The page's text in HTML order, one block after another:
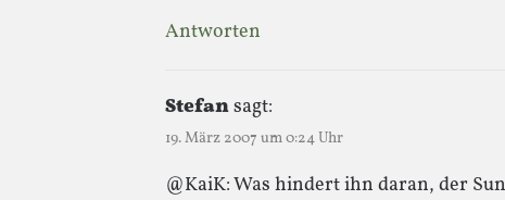
Antworten
Stefansagt:
19. März 2007 um 0:24 Uhr
@KaiK: Was hindert ihn daran, der